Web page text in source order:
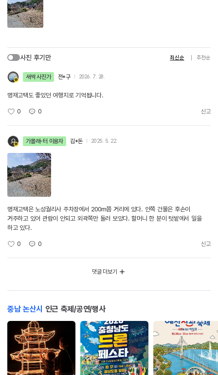
사진 후기만 최신순 추천순
새싹 사진가 전*구 2026. 7. 28.
명재고택도 좋았던 여행지로 기억됩니다.
0 0 신고
가볼래-터 이용자 김*돈 2025. 5. 22.
명재고택은 노성궐리사 주차장에서 200m쯤 거리에 있다. 안쪽 건물은 후손이
거주하고 있어 관람이 안되고 외곽쪽만 둘러 보았다. 할머니 한 분이 텃밭에서 일을
하고 있다.
0 0 신고
댓글 더보기
충남 논산시 인근 축제/공연/행사